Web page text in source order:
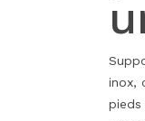
inox,
pieds